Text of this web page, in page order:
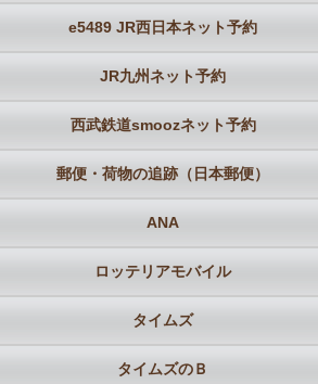
e5489 JR西日本ネット予約
JR九州ネット予約
西武鉄道smoozネット予約
郵便・荷物の追跡（日本郵便）
ANA
ロッテリアモバイル
タイムズ
タイムズのＢ